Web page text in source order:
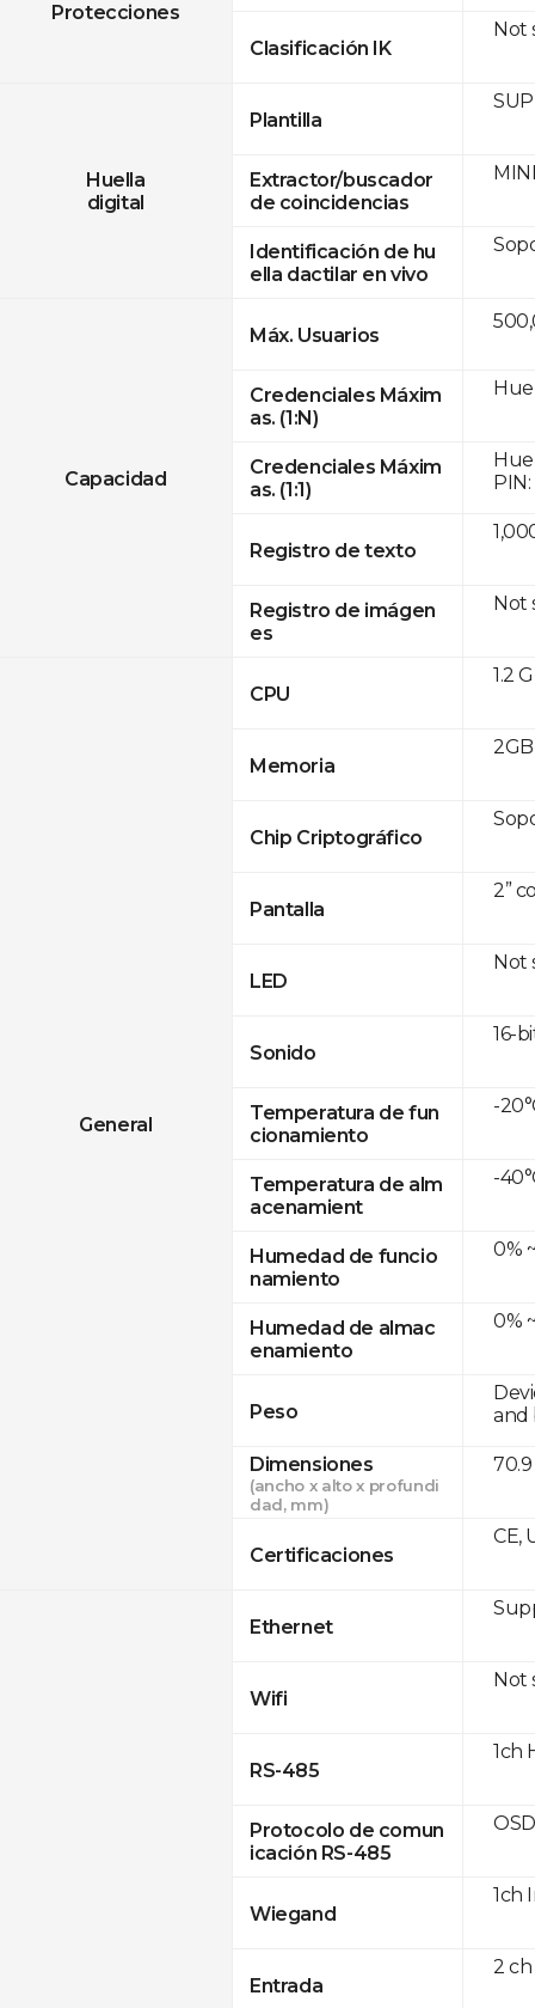
Protecciones
Clasificación IK
Huella
digital
Plantilla
Extractor/buscador
de coincidencias
Identificación de hu
ella dactilar en vivo
Capacidad
Máx. Usuarios
Credenciales Máxim
as. (1:N)
Credenciales Máxim
as. (1:1)
Registro de texto
Registro de imágen
es
General
CPU
Memoria
Chip Criptográfico
Pantalla
LED
Sonido
Temperatura de fun
cionamiento
Temperatura de alm
acenamient
Humedad de funcio
namiento
Humedad de almac
enamiento
Peso
Dimensiones
(ancho x alto x profundi
dad, mm)
Certificaciones
Ethernet
Wifi
RS-485
Protocolo de comun
icación RS-485
Wiegand
Entrada
Not
Not
1.2
2”
Not
16-
-
-
0%
0%
and
CE,
Not
1ch
1ch
2